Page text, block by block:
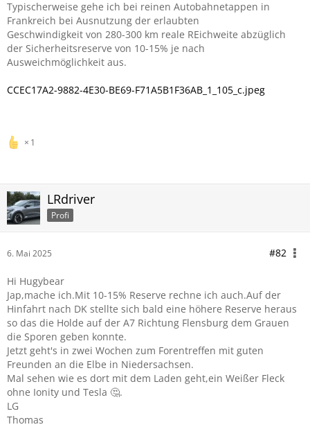
Typischerweise gehe ich bei reinen Autobahnetappen in
Frankreich bei Ausnutzung der erlaubten
Geschwindigkeit von 280-300 km reale REichweite abzüglich
der Sicherheitsreserve von 10-15% je nach
Ausweichmöglichkeit aus.
CCEC17A2-9882-4E30-BE69-F71A5B1F36AB_1_105_c.jpeg
1
LRdriver
Profi
6. Mai 2025 #82
Hi Hugybear
Jap,mache ich.Mit 10-15% Reserve rechne ich auch.Auf der
Hinfahrt nach DK stellte sich bald eine höhere Reserve heraus
so das die Holde auf der A7 Richtung Flensburg dem Grauen
die Sporen geben konnte.
Jetzt geht's in zwei Wochen zum Forentreffen mit guten
Freunden an die Elbe in Niedersachsen.
Mal sehen wie es dort mit dem Laden geht,ein Weißer Fleck
ohne Ionity und Tesla 🤔.
LG
Thomas